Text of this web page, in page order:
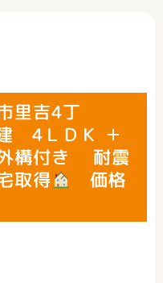
里吉4丁
ＬＤＫ ＋
構付き 耐震
取得
価格